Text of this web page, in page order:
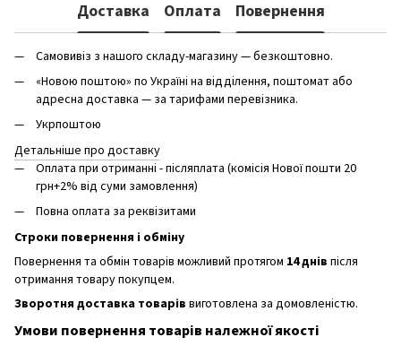
Доставка Оплата Повернення
Самовивіз з нашого складу-магазину — безкоштовно.
«Новою поштою» по Україні на відділення, поштомат або
адресна доставка — за тарифами перевізника.
Укрпоштою
Детальніше про доставку
Оплата при отриманні - післяплата (комісія Нової пошти 20
грн+2% від суми замовлення)
Повна оплата за реквізитами
Строки повернення і обміну
Повернення та обмін товарів можливий протягом 14 днів після
отримання товару покупцем.
Зворотня доставка товарів виготовлена ​​за домовленістю.
Умови повернення товарів належної якості